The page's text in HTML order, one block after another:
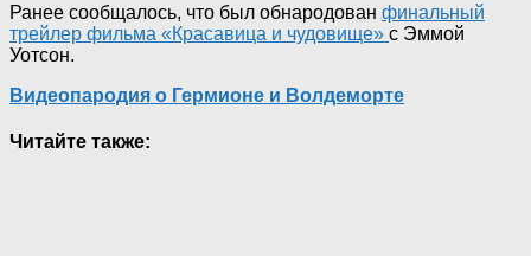
Ранее сообщалось, что был обнародован финальный
трейлер фильма «Красавица и чудовище» с Эммой
Уотсон.
Видеопародия о Гермионе и Волдеморте
Читайте также: